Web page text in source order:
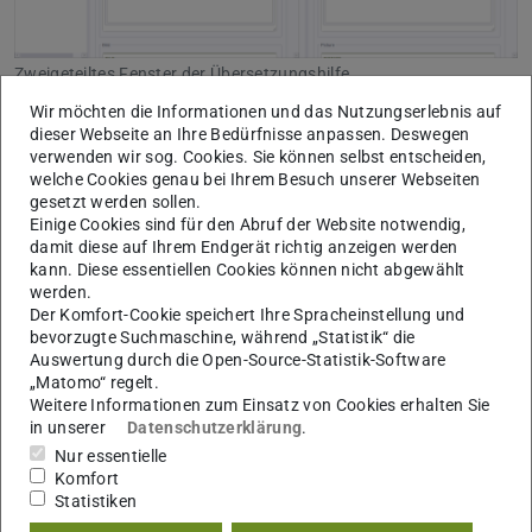
Zweigeteiltes Fenster der Übersetzungshilfe
Wählen Sie, falls noch nicht geschehen, mittels Klick
auf das Stiftsymbol im Kopfbereich des Fensters in
den Bearbeitungsmodus.
Für Inhalte, die in beiden Sprachen identisch sind,
bietet Ihnen das System die Möglichkeit über einen
Klick auf das Symbol „Inhalte übernehmen“ die
Inhalte in die zweite Sprache zu übertragen. Dies ist
im Bild rechts an einem der Felder markiert.
Innerhalb der Übersetzungshilfe können Sie zwischen
Elementen einer Seite wechseln um alles zu
übersetzen.
Nach Abschluss der Übersetzungen speichern Sie
mittels dem entsprechenden Symbol Ihre Änderungen
ab. Anschließend schließen Sie die
Wir möchten die Informationen und das Nutzungserlebnis auf
dieser Webseite an Ihre Bedürfnisse anpassen. Deswegen
verwenden wir sog. Cookies. Sie können selbst entscheiden,
welche Cookies genau bei Ihrem Besuch unserer Webseiten
gesetzt werden sollen.
Einige Cookies sind für den Abruf der Website notwendig,
damit diese auf Ihrem Endgerät richtig anzeigen werden
kann. Diese essentiellen Cookies können nicht abgewählt
werden.
Der Komfort-Cookie speichert Ihre Spracheinstellung und
bevorzugte Suchmaschine, während „Statistik“ die
Auswertung durch die Open-Source-Statistik-Software
„Matomo“ regelt.
Weitere Informationen zum Einsatz von Cookies erhalten Sie
in unserer
Datenschutzerklärung.
Nur essentielle
Komfort
Statistiken